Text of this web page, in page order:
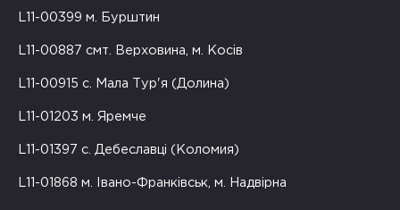
L11-00399 м. Бурштин
L11-00887 смт. Верховина, м. Косів
L11-00915 с. Мала Тур'я (Долина)
L11-01203 м. Яремче
L11-01397 с. Дебеславці (Коломия)
L11-01868 м. Івано-Франківськ, м. Надвірна